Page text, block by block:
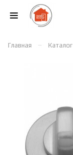
Главная – Каталог